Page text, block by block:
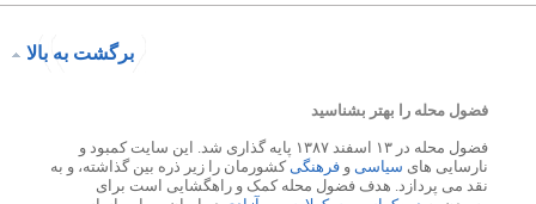
برگشت به بالا
فضول محله را بهتر بشناسید
فضول محله در ۱۳ اسفند ۱۳۸۷ پایه گذاری شد. این سایت کمبود و
نارسایی های سیاسی و فرهنگی کشورمان را زیر ذره بین گذاشته، و به
نقد می پردازد. هدف فضول محله کمک و راهگشایی است برای